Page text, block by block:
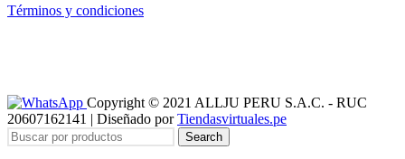
Términos y condiciones
Copyright © 2021 ALLJU PERU S.A.C. - RUC
20607162141 | Diseñado porTiendasvirtuales.pe
Search